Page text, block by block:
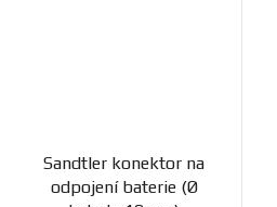
Sandtler konektor na
odpojení baterie (Ø